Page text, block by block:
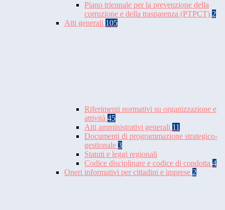
Piano triennale per la prevenzione della
corruzione e della trasparenza (PTPCT) 2
Atti generali 105
Riferimenti normativi su organizzazione e
attività 45
Atti amministrativi generali 11
Documenti di programmazione strategico-
gestionale 3
Statuti e leggi regionali
Codice disciplinare e codice di condotta 4
Oneri informativi per cittadini e imprese 2